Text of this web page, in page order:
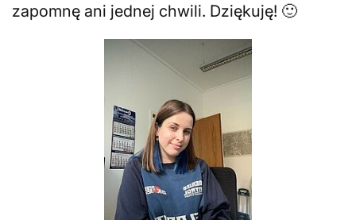
zapomnę ani jednej chwili. Dziękuję! 🙂